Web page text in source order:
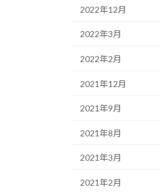
2022年12月
2022年3月
2022年2月
2021年12月
2021年9月
2021年8月
2021年3月
2021年2月